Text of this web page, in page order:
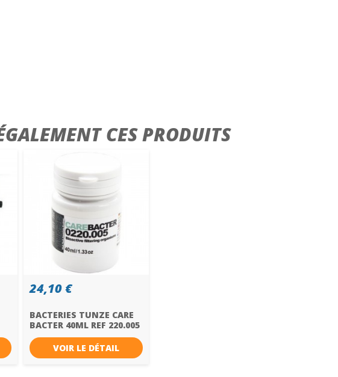
CES PRODUITS
24,10 €
BACTERIES TUNZE CARE
BACTER 40ML REF 220.005
VOIR LE DÉTAIL